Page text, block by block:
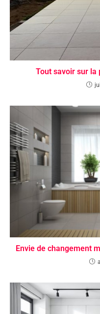
Tout savoir sur la
Envie de changement